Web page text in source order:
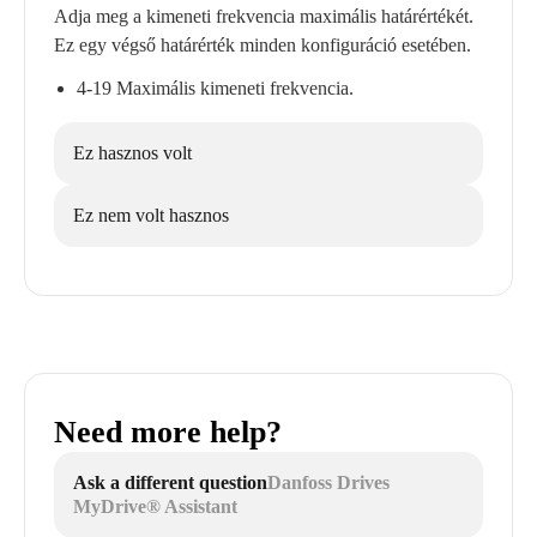
Adja meg a kimeneti frekvencia maximális határértékét.
Ez egy végső határérték minden konfiguráció esetében.
4-19 Maximális kimeneti frekvencia.
Ez hasznos volt
Ez nem volt hasznos
Need more help?
Ask a different questionDanfoss Drives
MyDrive® Assistant